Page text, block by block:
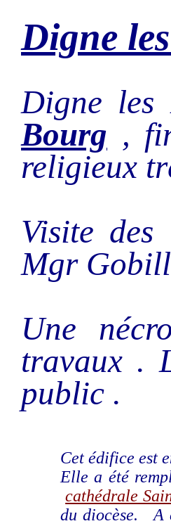
Digne
Digne
Bourg ,
religieux
Visite des
Mgr
Une
travaux .
public .
Cet édifice est
Elle a été
cathédrale
du diocèse. A